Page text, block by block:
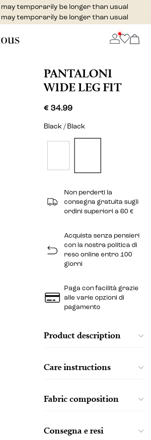
may temporarily be longer than usual
may temporarily be longer than usual
PANTALONI
WIDE LEG FIT
€ 34.99
Black / Black
Non perderti la
consegna gratuita sugli
ordini superiori a 60 €
Acquista senza pensieri
con la nostra politica di
reso online entro 100
giorni
Paga con facilità grazie
alle varie opzioni di
pagamento
Product description
Care instructions
Fabric composition
Consegna e resi